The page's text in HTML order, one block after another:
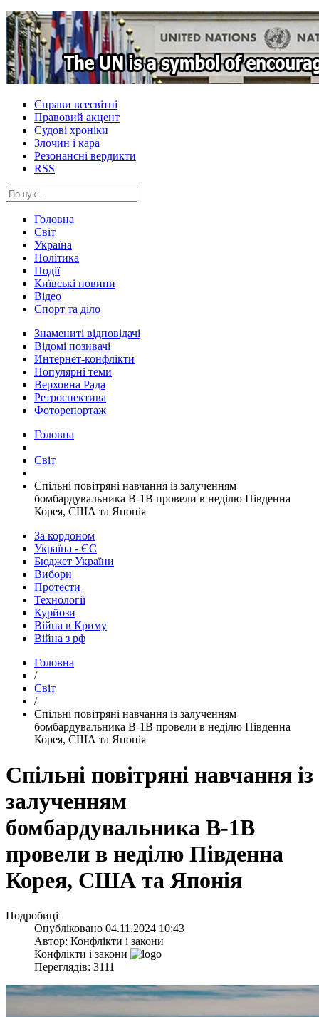
Справи всесвітні
Правовий акцент
Судові хроніки
Злочин і кара
Резонансні вердикти
RSS
Головна
Світ
Україна
Політика
Події
Київські новини
Відео
Спорт та діло
Знамениті відповідачі
Відомі позивачі
Интернет-конфлікти
Популярні теми
Верховна Рада
Ретроспектива
Фоторепортаж
Головна
Світ
​Спільні повітряні навчання із залученням
бомбардувальника B-1B провели в неділю Південна
Корея, США та Японія
За кордоном
Україна - ЄС
Бюджет України
Вибори
Протести
Технології
Курйози
Війна в Криму
Війна з рф
Головна
/
Світ
/
​Спільні повітряні навчання із залученням
бомбардувальника B-1B провели в неділю Південна
Корея, США та Японія
Спільні повітряні навчання із
залученням
бомбардувальника B-1B
провели в неділю Південна
Корея, США та Японія
Подробиці
Опубліковано 04.11.2024 10:43
Автор: Конфлікти і закони
Конфлікти і закони
Переглядів: 3111